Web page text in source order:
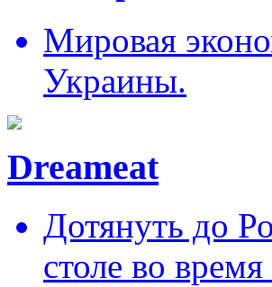
Мировая
Украины.
Dreameat
Дотянуть до
столе во